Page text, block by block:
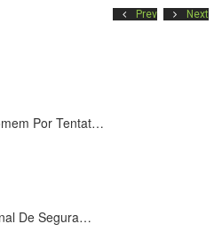
Prev Next
Por Tentat…
De Segura…